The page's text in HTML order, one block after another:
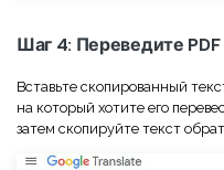
Шаг 4: Переведите
Вставьте скопированный
на который хотите его
затем скопируйте текст